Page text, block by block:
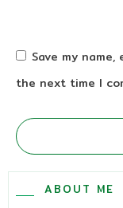
Save my
the next time I
ABOUT ME